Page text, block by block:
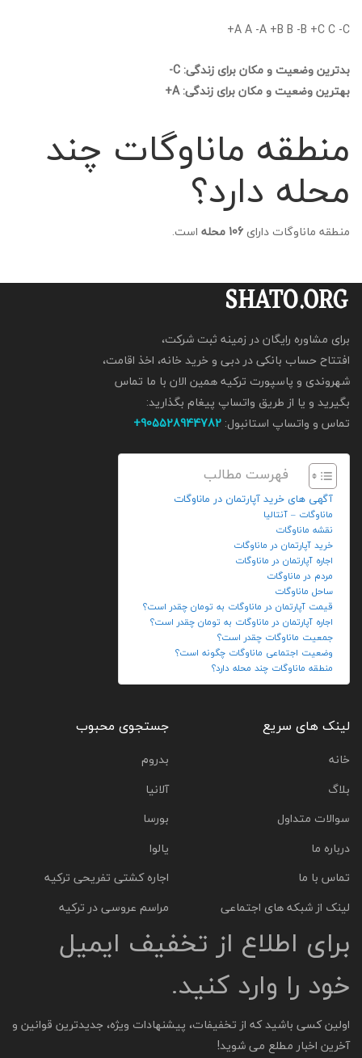
A A -A +B B -B +C C -C+
بدترین وضعیت و مکان برای زندگی: C-
بهترین وضعیت و مکان برای زندگی: A+
منطقه ماناوگات چند
محله دارد؟
منطقه ماناوگات دارای است.
برای مشاوره رایگان در زمینه ثبت شرکت،
افتتاح حساب بانکی در دبی و خرید خانه، اخذ اقامت،
شهروندی و پاسپورت ترکیه همین الان با ما تماس
بگیرید و یا از طریق واتساپ پیغام بگذارید:
تماس و واتساپ استانبول: 905528944782+
فهرست مطالب
آگهی های خرید آپارتمان در ماناوگات
ماناوگات – آنتالیا
نقشه ماناوگات
خرید آپارتمان در ماناوگات
اجاره آپارتمان در ماناوگات
مردم در ماناوگات
ساحل ماناوگات
قیمت آپارتمان در ماناوگات به تومان چقدر است؟
اجاره آپارتمان در ماناوگات به تومان چقدر است؟
جمعیت ماناوگات چقدر است؟
وضعیت اجتماعی ماناوگات چگونه است؟
منطقه ماناوگات چند محله دارد؟
جستجوی محبوب
بدروم
آلانیا
بورسا
یالوا
اجاره کشتی تفریحی ترکیه
مراسم عروسی در ترکیه
لینک های سریع
خانه
بلاگ
سوالات متداول
درباره ما
تماس با ما
لینک از شبکه های اجتماعی
برای اطلاع از تخفیف ایمیل
خود را وارد کنید.
اولین کسی باشید که از تخفیفات، پیشنهادات ویژه، جدیدترین قوانین و
آخرین اخبار مطلع می شوید!